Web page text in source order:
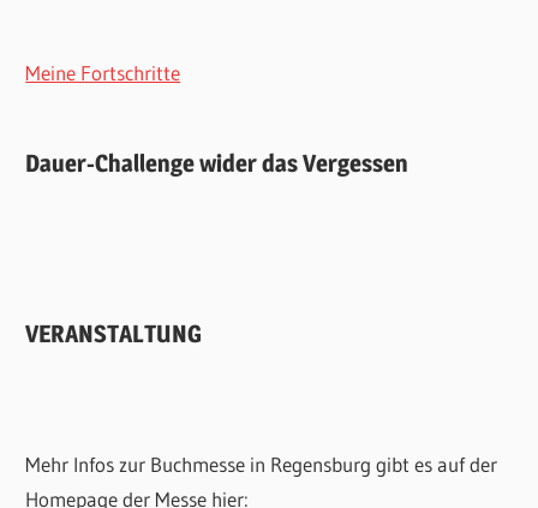
Meine Fortschritte
Dauer-Challenge wider das Vergessen
VERANSTALTUNG
Mehr Infos zur Buchmesse in Regensburg gibt es auf der
Homepage der Messe hier: